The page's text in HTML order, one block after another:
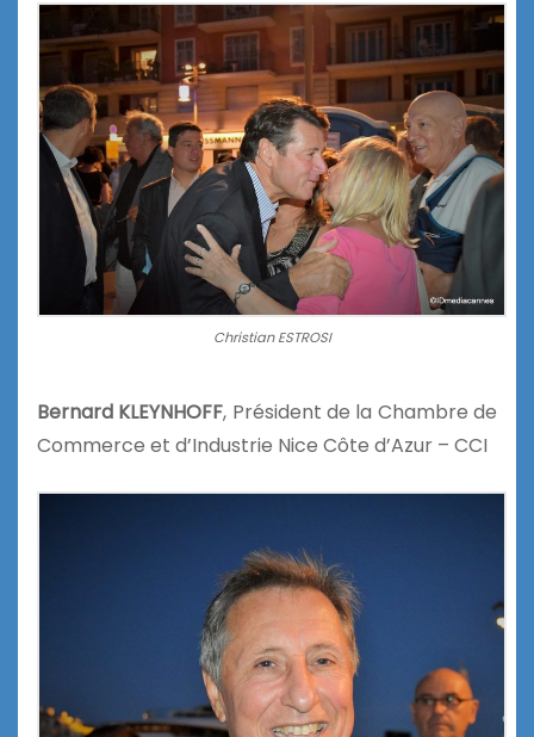
Christian ESTROSI
Bernard KLEYNHOFF, Président de la Chambre de
Commerce et d’Industrie Nice Côte d’Azur – CCI